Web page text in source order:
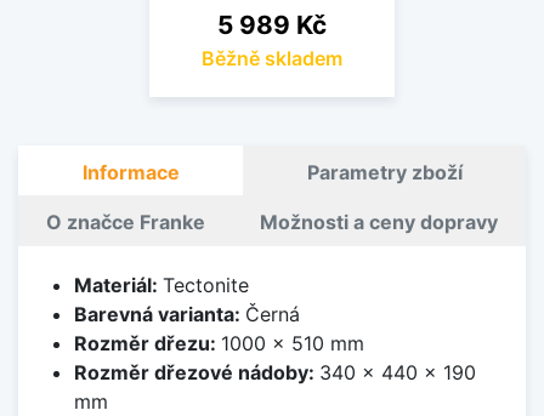
Cena
5 989 Kč
Běžně skladem
Informace Parametry zboží
O značce Franke Možnosti a ceny dopravy
Materiál: Tectonite
Barevná varianta: Černá
Rozměr dřezu: 1000 x 510 mm
Rozměr dřezové nádoby: 340 x 440 x 190
mm